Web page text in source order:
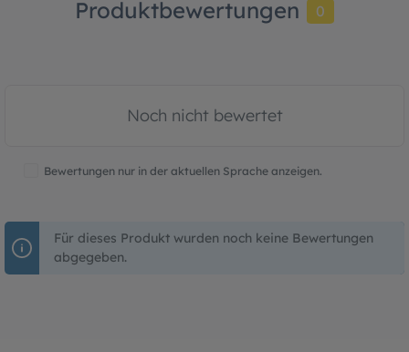
Produktbewertungen 0
Noch nicht bewertet
Bewertungen nur in der aktuellen Sprache anzeigen.
Für dieses Produkt wurden noch keine Bewertungen
abgegeben.